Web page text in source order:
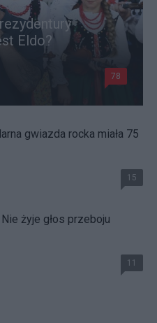
Eldo?
78
gwiazda rocka miała 75
15
żyje głos przeboju
11